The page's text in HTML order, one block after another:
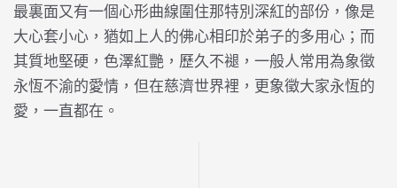
最裏面又有一個心形曲線圍住那特別深紅的部份，像是
大心套小心，猶如上人的佛心相印於弟子的多用心；而
其質地堅硬，色澤紅艷，歷久不褪，一般人常用為象徵
永恆不渝的愛情，但在慈濟世界裡，更象徵大家永恆的
愛，一直都在。